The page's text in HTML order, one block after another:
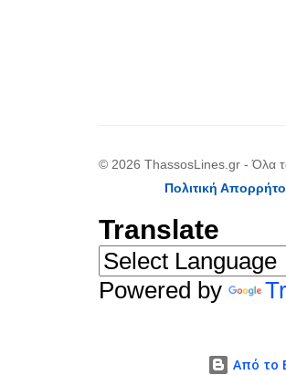
© 2026 ThassosLines.gr - Όλα τα
Πολιτική
Translate
Powered by
Από το